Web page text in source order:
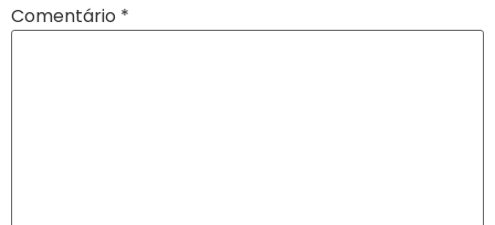
Comentário *